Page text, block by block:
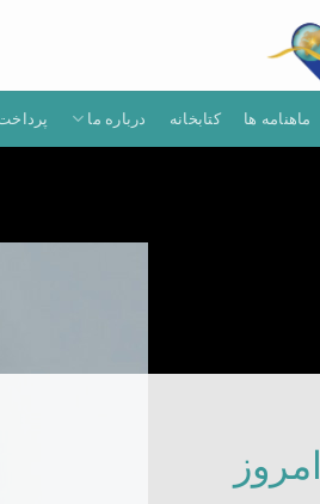
ماهنامه ها کتابخانه درباره ما